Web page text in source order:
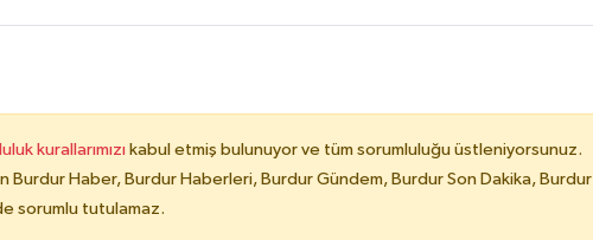
kurallarımızı kabul etmiş bulunuyor ve tüm sorumluluğu üstleniyorsunuz.
Burdur Haber, Burdur Haberleri, Burdur Gündem, Burdur Son Dakika, Burdur
sorumlu tutulamaz.